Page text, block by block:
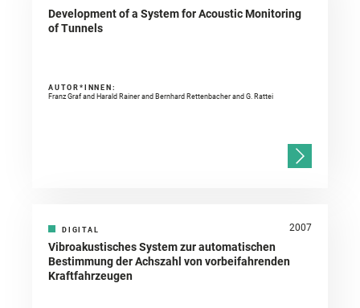
Development of a System for Acoustic Monitoring
of Tunnels
AUTOR*INNEN:
Franz Graf and Harald Rainer and Bernhard Rettenbacher and G. Rattei
DIGITAL 2007
Vibroakustisches System zur automatischen
Bestimmung der Achszahl von vorbeifahrenden
Kraftfahrzeugen